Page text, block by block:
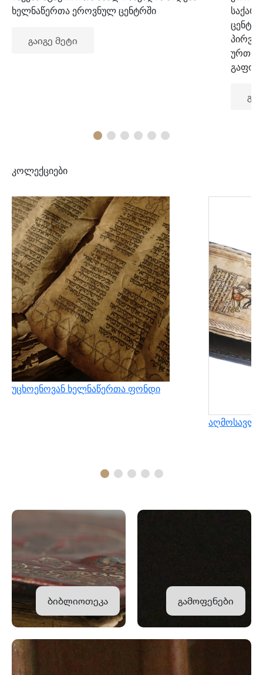
ხელნაწერთა ეროვნულ ცენტრში
გაიგე მეტი
კოლექციები
უცხოენოვან ხელნაწერთა ფონდი
ბიბლიოთეკა გამოფენები